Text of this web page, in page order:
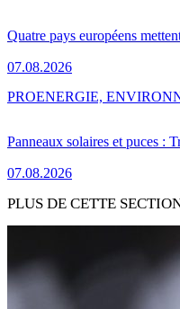
Quatre pays européens
07.08.2026
Panneaux solaires et puces :
07.08.2026
PROENERGIE,
PLUS DE CETTE